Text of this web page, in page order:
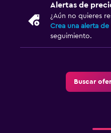
Alertas de
¿Aún no quieres
Crea una alerta
seguimiento.
Buscar